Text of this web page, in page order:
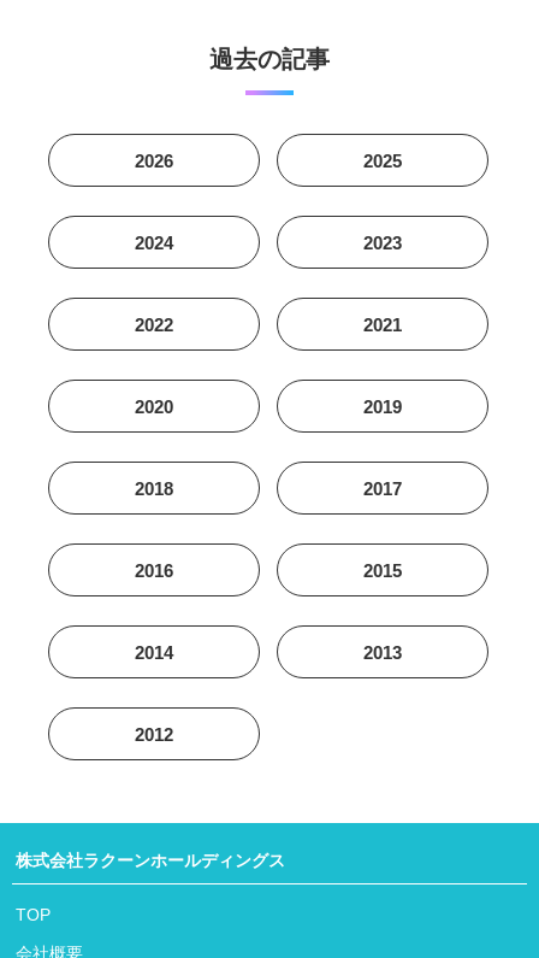
過去の記事
2026 2025
2024 2023
2022 2021
2020 2019
2018 2017
2016 2015
2014 2013
2012
株式会社ラクーンホールディングス
TOP
会社概要